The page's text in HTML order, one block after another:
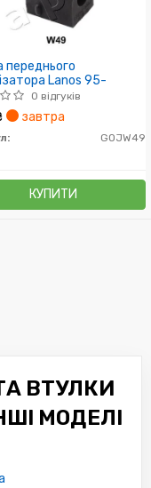
переднього
Lanos 95-
0 відгуків
завтра
GOJW49
КУПИТИ
ВТУЛКИ
МОДЕЛІ